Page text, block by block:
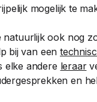
mogelijk te
ook nog
bij van een
elke andere leraar
en